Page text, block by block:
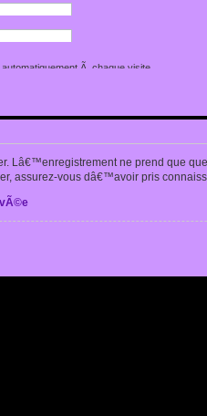
de confirmationÃ chaque visite
en ligne pour cette session
Lâ€™enregistrement ne prend que
assurez-vous dâ€™avoir pris